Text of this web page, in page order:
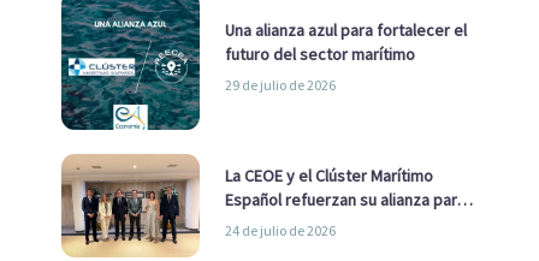
Una alianza azul para fortalecer el
futuro del sector marítimo
29 de julio de 2026
La CEOE y el Clúster Marítimo
Español refuerzan su alianza para
impulsar una estrategia Nacional
24 de julio de 2026